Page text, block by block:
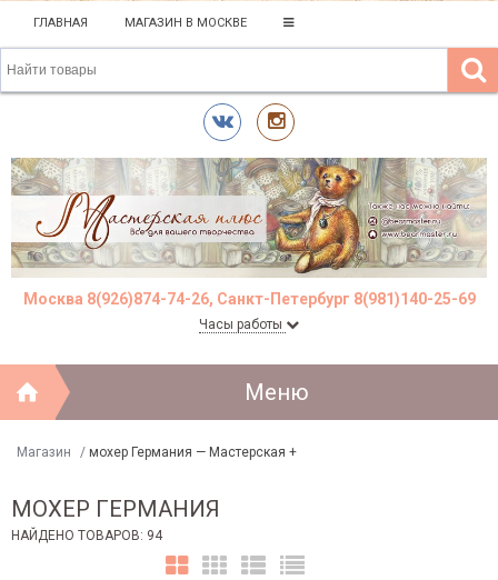
ГЛАВНАЯ МАГАЗИН В МОСКВЕ
Москва 8(926)874-74-26, Санкт-Петербург 8(981)140-25-69
Часы работы
Меню
Магазин / мохер Германия — Мастерская +
МОХЕР ГЕРМАНИЯ
НАЙДЕНО ТОВАРОВ: 94